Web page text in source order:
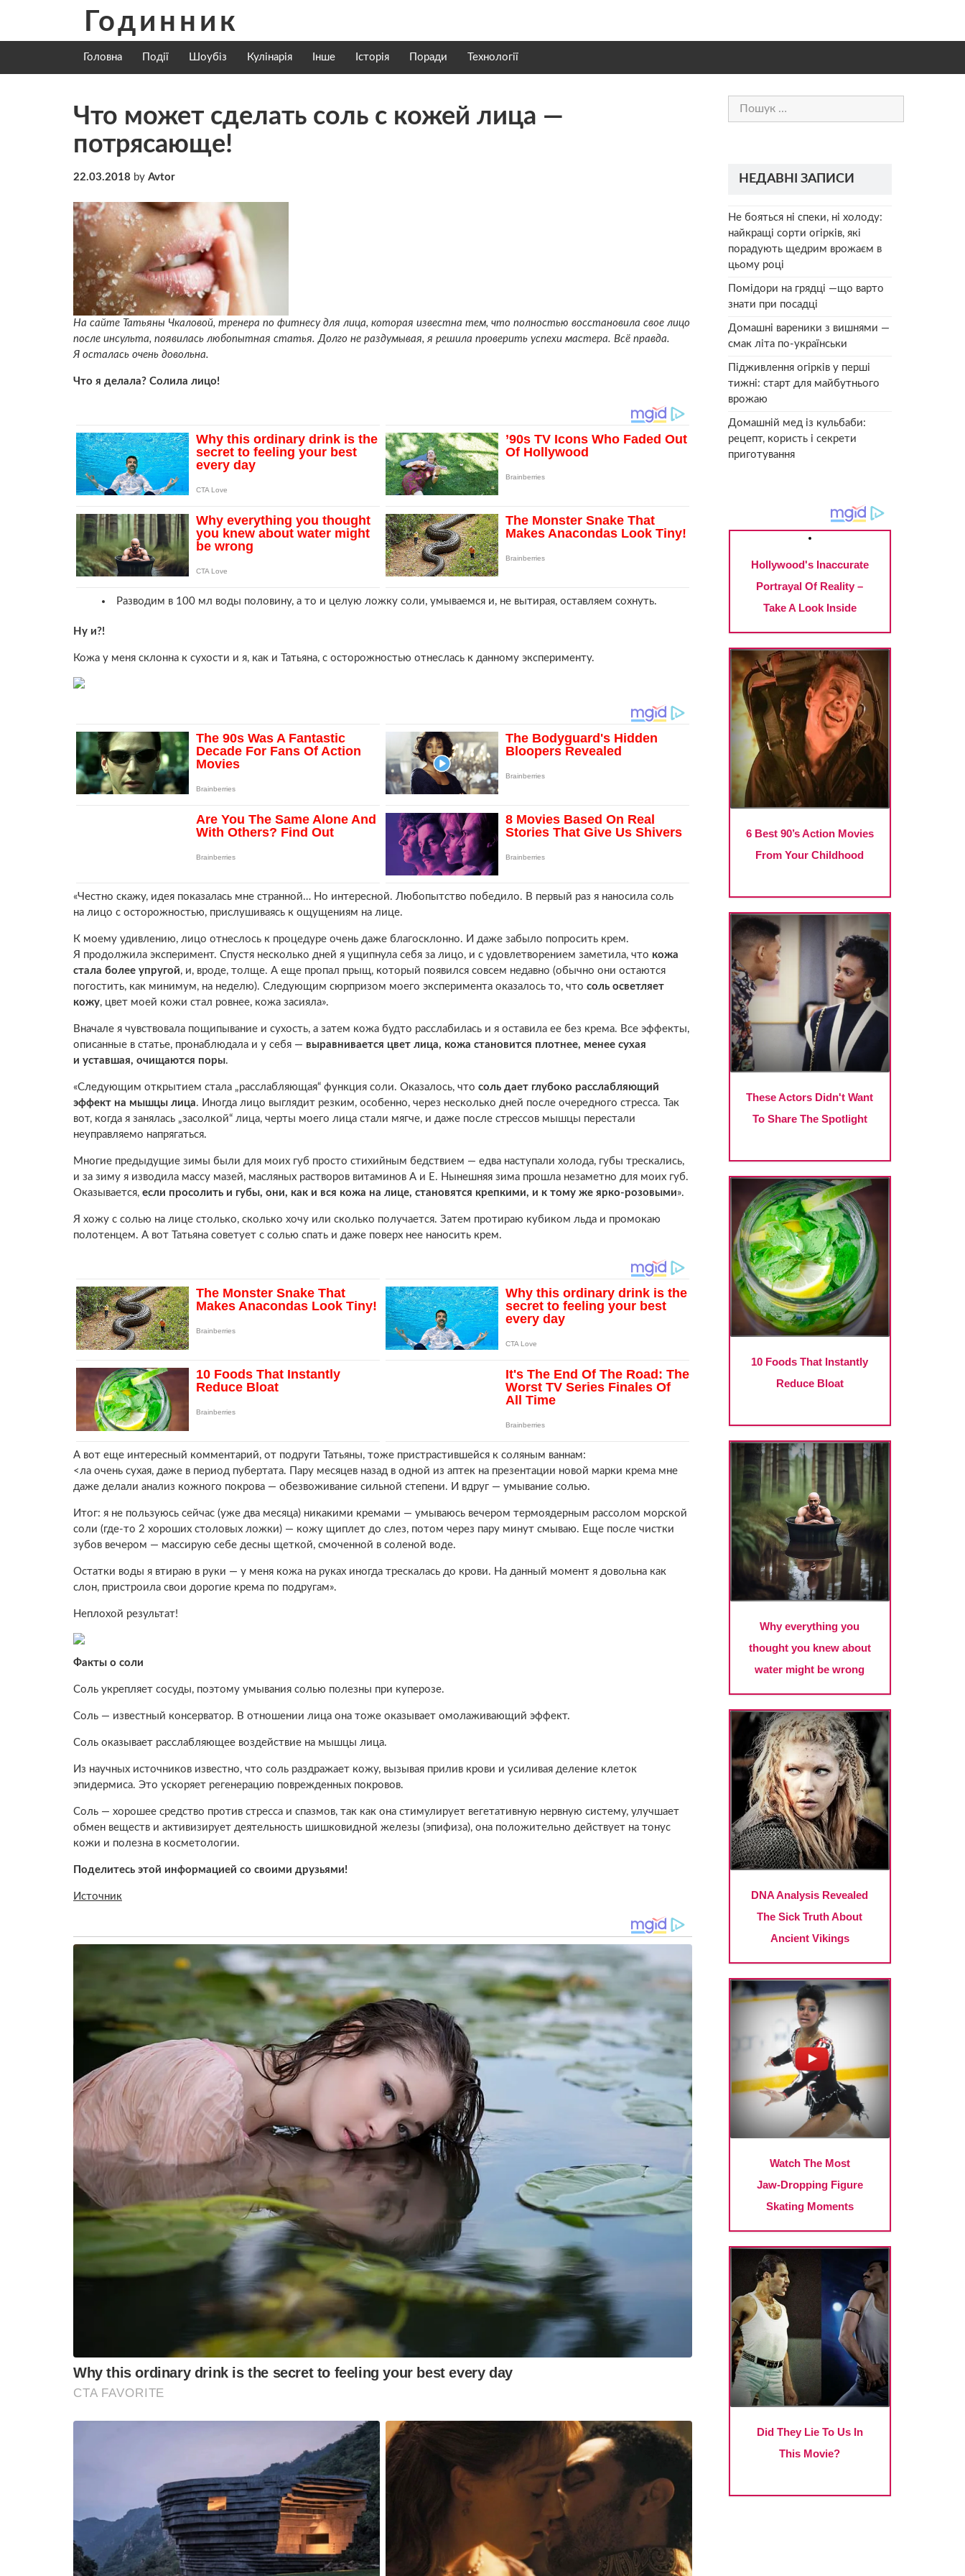
content
Годинник
Головна Події Шоубіз Кулінарія Інше Історія Поради Технології
Что может сделать соль с кожей лица —
потрясающе!
22.03.2018 by Avtor
На сайте Татьяны Чкаловой, тренера по фитнесу для лица, которая известна тем, что полностью восстановила свое лицо
после инсульта, появилась любопытная статья. Долго не раздумывая, я решила проверить успехи мастера. Всё правда.
Я осталась очень довольна.
Что я делала? Солила лицо!
Разводим в 100 мл воды половину, а то и целую ложку соли, умываемся и, не вытирая, оставляем сохнуть.
Ну и?!
Кожа у меня склонна к сухости и я, как и Татьяна, с осторожностью отнеслась к данному эксперименту.
«Честно скажу, идея показалась мне странной… Но интересной. Любопытство победило. В первый раз я наносила соль
на лицо с осторожностью, прислушиваясь к ощущениям на лице.
К моему удивлению, лицо отнеслось к процедуре очень даже благосклонно. И даже забыло попросить крем.
Я продолжила эксперимент. Спустя несколько дней я ущипнула себя за лицо, и с удовлетворением заметила, что кожа
стала более упругой, и, вроде, толще. А еще пропал прыщ, который появился совсем недавно (обычно они остаются
погостить, как минимум, на неделю). Следующим сюрпризом моего эксперимента оказалось то, что соль осветляет
кожу, цвет моей кожи стал ровнее, кожа засияла».
Вначале я чувствовала пощипывание и сухость, а затем кожа будто расслабилась и я оставила ее без крема. Все эффекты,
описанные в статье, пронаблюдала и у себя — выравнивается цвет лица, кожа становится плотнее, менее сухая
и уставшая, очищаются поры.
«Следующим открытием стала „расслабляющая“ функция соли. Оказалось, что соль дает глубоко расслабляющий
эффект на мышцы лица. Иногда лицо выглядит резким, особенно, через несколько дней после очередного стресса. Так
вот, когда я занялась „засолкой“ лица, черты моего лица стали мягче, и даже после стрессов мышцы перестали
неуправляемо напрягаться.
Многие предыдущие зимы были для моих губ просто стихийным бедствием — едва наступали холода, губы трескались,
и за зиму я изводила массу мазей, масляных растворов витаминов А и Е. Нынешняя зима прошла незаметно для моих губ.
Оказывается, если просолить и губы, они, как и вся кожа на лице, становятся крепкими, и к тому же ярко-розовыми».
Я хожу с солью на лице столько, сколько хочу или сколько получается. Затем протираю кубиком льда и промокаю
полотенцем. А вот Татьяна советует с солью спать и даже поверх нее наносить крем.
А вот еще интересный комментарий, от подруги Татьяны, тоже пристрастившейся к соляным ваннам:
<ла очень сухая, даже в период пубертата. Пару месяцев назад в одной из аптек на презентации новой марки крема мне
даже делали анализ кожного покрова — обезвоживание сильной степени. И вдруг — умывание солью.
Итог: я не пользуюсь сейчас (уже два месяца) никакими кремами — умываюсь вечером термоядерным рассолом морской
соли (где-то 2 хороших столовых ложки) — кожу щиплет до слез, потом через пару минут смываю. Еще после чистки
зубов вечером — массирую себе десны щеткой, смоченной в соленой воде.
Остатки воды я втираю в руки — у меня кожа на руках иногда трескалась до крови. На данный момент я довольна как
слон, пристроила свои дорогие крема по подругам».
Неплохой результат!
Факты о соли
Соль укрепляет сосуды, поэтому умывания солью полезны при куперозе.
Соль — известный консерватор. В отношении лица она тоже оказывает омолаживающий эффект.
Соль оказывает расслабляющее воздействие на мышцы лица.
Из научных источников известно, что соль раздражает кожу, вызывая прилив крови и усиливая деление клеток
эпидермиса. Это ускоряет регенерацию поврежденных покровов.
Соль — хорошее средство против стресса и спазмов, так как она стимулирует вегетативную нервную систему, улучшает
обмен веществ и активизирует деятельность шишковидной железы (эпифиза), она положительно действует на тонус
кожи и полезна в косметологии.
Поделитесь этой информацией со своими друзьями!
Источник
Пошук:
НЕДАВНІ ЗАПИСИ
Не бояться ні спеки, ні холоду:
найкращі сорти огірків, які
порадують щедрим врожаєм в
цьому році
Помідори на грядці —що варто
знати при посадці
Домашні вареники з вишнями —
смак літа по-українськи
Підживлення огірків у перші
тижні: старт для майбутнього
врожаю
Домашній мед із кульбаби:
рецепт, користь і секрети
приготування